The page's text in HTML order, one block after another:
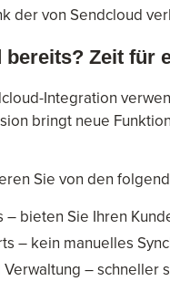
der von Sendcloud
Zeit für
Integration
bringt neue
Sie von den
– bieten Sie Ihren
– kein manuelles
– schneller